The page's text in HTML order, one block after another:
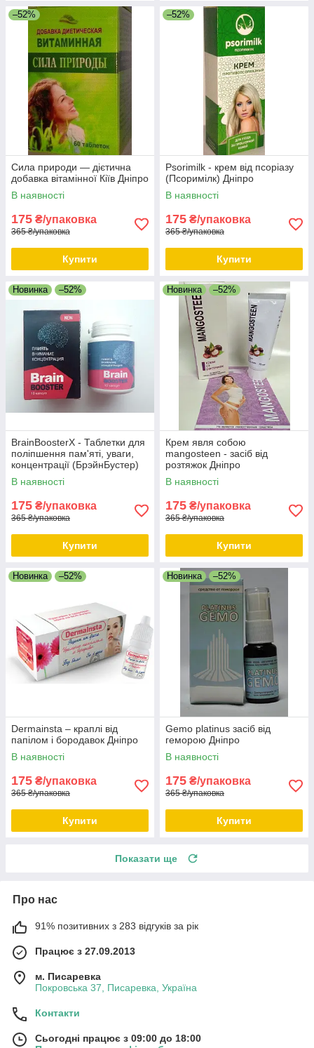
–52%
Сила природи — дієтична
добавка вітамінної Кіїв Дніпро
В наявності
175 ₴/упаковка
365 ₴/упаковка
Купити
–52%
Psorimilk - крем від псоріазу
(Псоримілк) Дніпро
В наявності
175 ₴/упаковка
365 ₴/упаковка
Купити
Новинка –52%
BrainBoosterX - Таблетки для
поліпшення пам'яті, уваги,
концентрації (БрэйнБустер)
Дніпро
В наявності
175 ₴/упаковка
365 ₴/упаковка
Купити
Новинка –52%
Крем явля собою
mangosteen - засіб від
розтяжок Дніпро
В наявності
175 ₴/упаковка
365 ₴/упаковка
Купити
Новинка –52%
Dermainsta – краплі від
папілом і бородавок Дніпро
В наявності
175 ₴/упаковка
365 ₴/упаковка
Купити
Новинка –52%
Gemo platinus засіб від
геморою Дніпро
В наявності
175 ₴/упаковка
365 ₴/упаковка
Купити
Показати ще
Про нас
91% позитивних з 283 відгуків за рік
Працює з 27.09.2013
м. Писаревка
Покровська 37, Писаревка, Україна
Контакти
Сьогодні працює з 09:00 до 18:00